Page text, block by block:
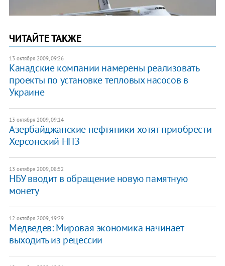
ЧИТАЙТЕ ТАКЖЕ
13 октября 2009, 09:26
Канадские компании намерены реализовать
проекты по установке тепловых насосов в
Украине
13 октября 2009, 09:14
Азербайджанские нефтяники хотят приобрести
Херсонский НПЗ
13 октября 2009, 08:52
НБУ вводит в обращение новую памятную
монету
12 октября 2009, 19:29
Медведев: Мировая экономика начинает
выходить из рецессии